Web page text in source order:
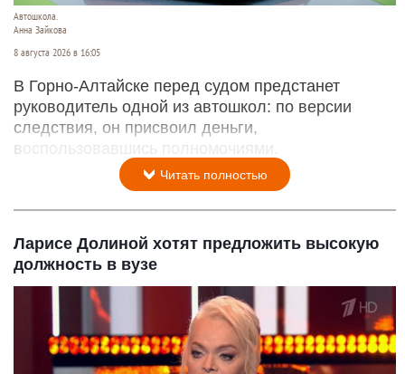
Автошкола.
Анна Зайкова
8 августа 2026 в 16:05
В Горно-Алтайске перед судом предстанет
руководитель одной из автошкол: по версии
следствия, он присвоил деньги,
воспользовавшись полномочиями.
Читать полностью
Ларисе Долиной хотят предложить высокую
должность в вузе